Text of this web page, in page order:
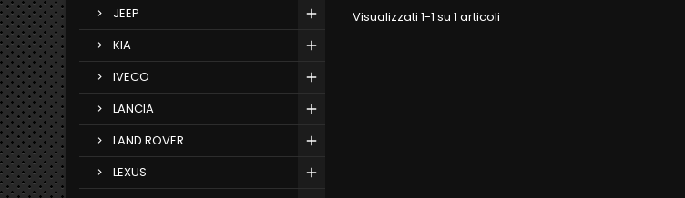
JEEP
KIA
IVECO
LANCIA
LAND ROVER
LEXUS
PEZZI 75CM 1 PEZZO...
Visualizzati 1-1 su 1 articoli